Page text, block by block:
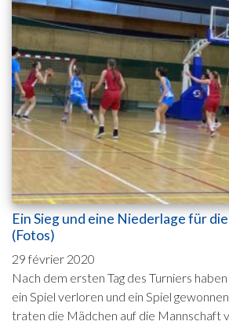
Ein Sieg und eine Niederlage für
(Fotos)
29 février 2020
Nach dem ersten Tag des Turniers
ein Spiel verloren und ein Spiel
traten die Mädchen auf die Mannschaft